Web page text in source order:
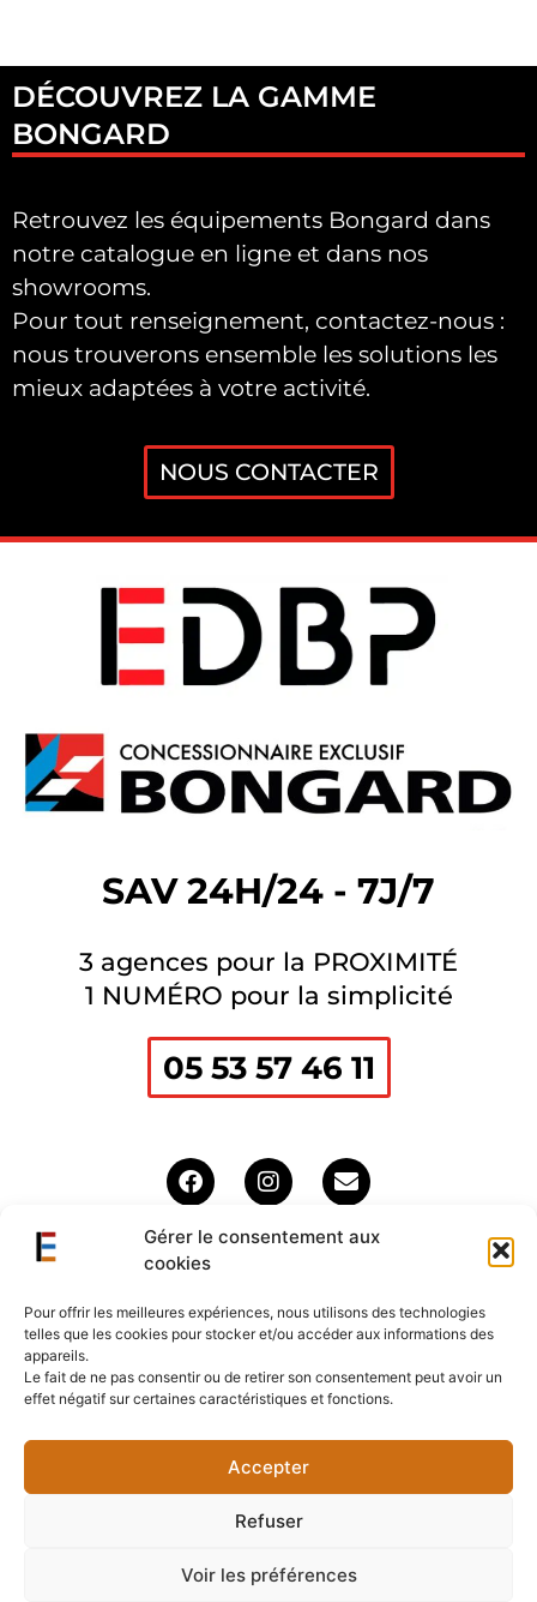
Gérer le consentement aux
cookies
Pour offrir les meilleures expériences, nous utilisons des technologies
telles que les cookies pour stocker et/ou accéder aux informations des
appareils.
Le fait de ne pas consentir ou de retirer son consentement peut avoir un
effet négatif sur certaines caractéristiques et fonctions.
Accepter
Refuser
Voir les préférences
DÉCOUVREZ LA GAMME
BONGARD
Retrouvez les équipements Bongard dans
notre catalogue en ligne et dans nos
showrooms.
Pour tout renseignement, contactez-nous :
nous trouverons ensemble les solutions les
mieux adaptées à votre activité.
NOUS CONTACTER
SAV 24H/24 - 7J/7
3 agences pour la PROXIMITÉ
1 NUMÉRO pour la simplicité
05 53 57 46 11
PLAN DU SITE POLITIQUE DE COOKIES
Copyright © 2026 EDBP 24 | Réalisé par Com'libri & Beedigicom